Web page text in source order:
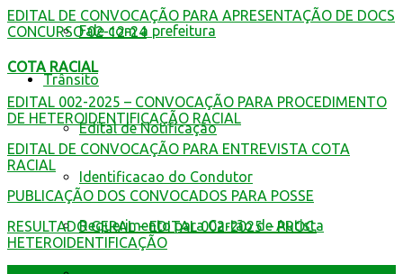
Fale com a prefeitura
Trânsito
Edital de Notificação
Identificacao do Condutor
Requerimento para Cartão de Autista
EDITAL DE CONVOCAÇÃO PARA APRESENTAÇÃO DE DOCS
CONCURSO 02-12-24
COTA RACIAL
EDITAL 002-2025 – CONVOCAÇÃO PARA PROCEDIMENTO
DE HETEROIDENTIFICAÇÃO RACIAL
EDITAL DE CONVOCAÇÃO PARA ENTREVISTA COTA
RACIAL
PUBLICAÇÃO DOS CONVOCADOS PARA POSSE
RESULTADO GERAL – EDITAL 002-2025 – PROC.
HETEROIDENTIFICAÇÃO